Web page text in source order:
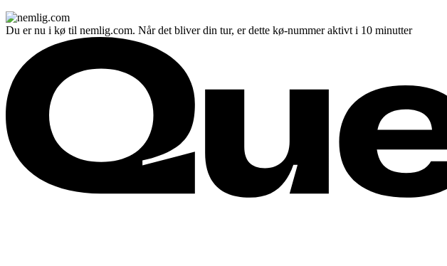
Du er nu i kø til nemlig.com. Når det bliver din tur, er dette kø-nummer aktivt i 10 minutter